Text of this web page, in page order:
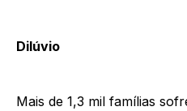
Dilúvio
Mais de 1,3 mil famílias